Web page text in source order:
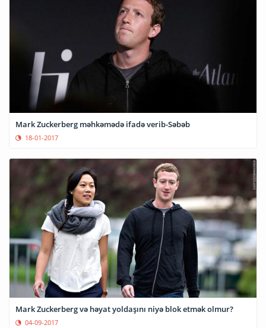
Mark Zuckerberg məhkəmədə ifadə verib-Səbəb
18-01-2017
Mark Zuckerberg və həyat yoldaşını niyə blok etmək olmur?
04-09-2017